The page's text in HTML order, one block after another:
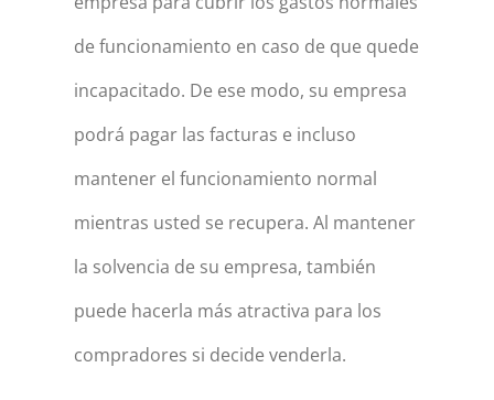
de funcionamiento en caso de que quede
incapacitado. De ese modo, su empresa
podrá pagar las facturas e incluso
mantener el funcionamiento normal
mientras usted se recupera. Al mantener
la solvencia de su empresa, también
puede hacerla más atractiva para los
compradores si decide venderla.